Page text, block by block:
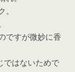
ですが微妙に香
ではないためで